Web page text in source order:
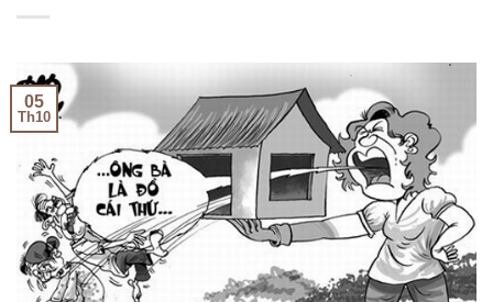
05
Th10